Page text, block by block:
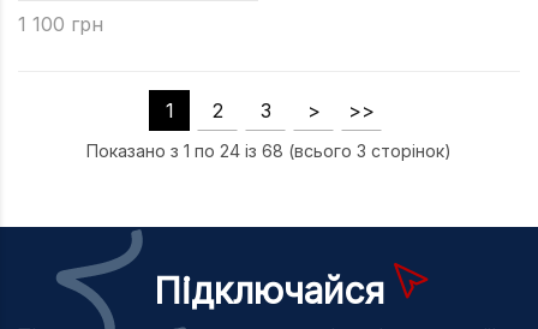
1 100 грн
1 2 3 > >>
Показано з 1 по 24 із 68 (всього 3 сторінок)
Підключайся